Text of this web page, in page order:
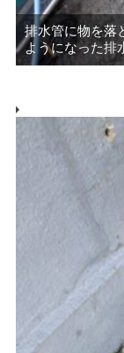
排水管に物を落
ようになった排